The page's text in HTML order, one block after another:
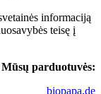
informaciją
teisę į
Mūsų parduotuvės:
biopapa.de